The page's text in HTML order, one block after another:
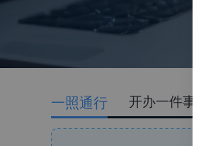
一照通行 开办一件事